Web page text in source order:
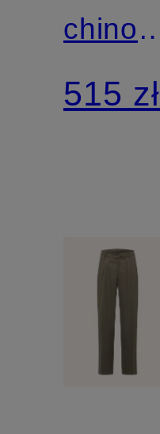
chino
slim fit
z lnu
515 zł